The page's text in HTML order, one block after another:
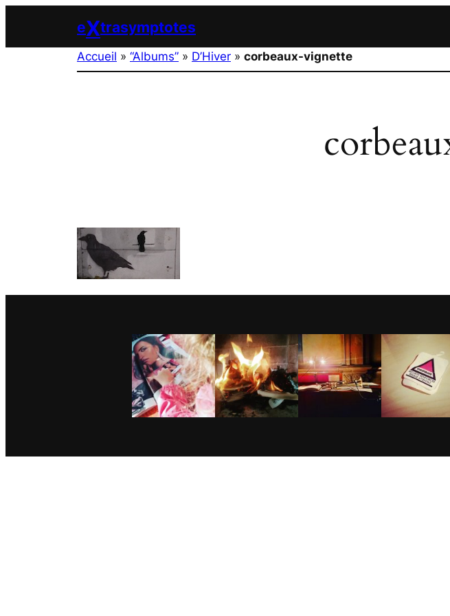
contenu
eXtrasymptotes
Accueil » “Albums” » D’Hiver » corbeaux-vignette